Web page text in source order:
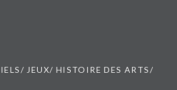
JEUX/ HISTOIRE DES ARTS/